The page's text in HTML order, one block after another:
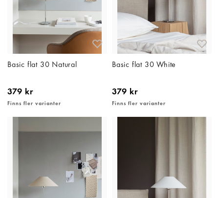
Basic flat 30 Natural
379 kr
Finns fler varianter
Basic flat 30 White
379 kr
Finns fler varianter